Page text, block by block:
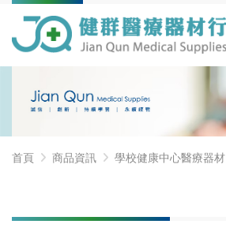
首頁 商品資訊 學校健康中心醫療器材